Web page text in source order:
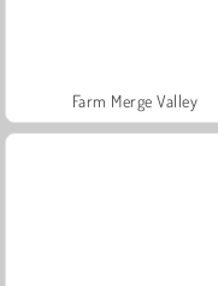
Farm Merge Valley